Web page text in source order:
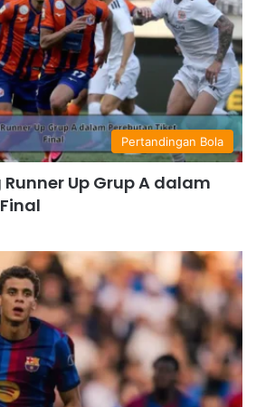
Pertandingan Bola
Up Grup A dalam